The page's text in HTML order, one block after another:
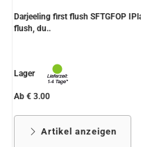
Darjeeling first flush SFTGFOP
flush, du..
Lager
Ab € 3.00
Artikel anzeigen